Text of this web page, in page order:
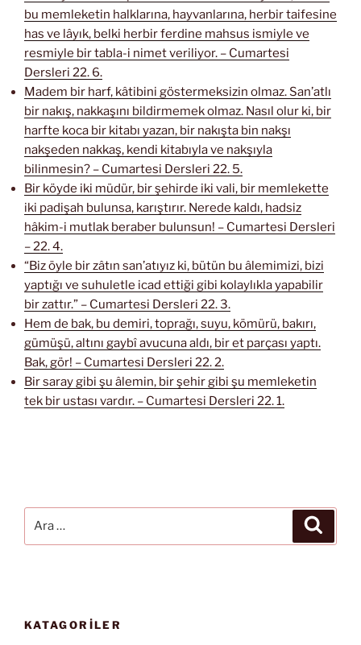
bu memleketin halklarına, hayvanlarına, herbir taifesine
has ve lâyık, belki herbir ferdine mahsus ismiyle ve
resmiyle bir tabla-i nimet veriliyor. – Cumartesi
Dersleri 22. 6.
Madem bir harf, kâtibini göstermeksizin olmaz. San’atlı
bir nakış, nakkaşını bildirmemek olmaz. Nasıl olur ki, bir
harfte koca bir kitabı yazan, bir nakışta bin nakşı
nakşeden nakkaş, kendi kitabıyla ve nakşıyla
bilinmesin? – Cumartesi Dersleri 22. 5.
Bir köyde iki müdür, bir şehirde iki vali, bir memlekette
iki padişah bulunsa, karıştırır. Nerede kaldı, hadsiz
hâkim-i mutlak beraber bulunsun! – Cumartesi Dersleri
– 22. 4.
“Biz öyle bir zâtın san’atıyız ki, bütün bu âlemimizi, bizi
yaptığı ve suhuletle icad ettiği gibi kolaylıkla yapabilir
bir zattır.” – Cumartesi Dersleri 22. 3.
Hem de bak, bu demiri, toprağı, suyu, kömürü, bakırı,
gümüşü, altını gaybî avucuna aldı, bir et parçası yaptı.
Bak, gör! – Cumartesi Dersleri 22. 2.
Bir saray gibi şu âlemin, bir şehir gibi şu memleketin
tek bir ustası vardır. – Cumartesi Dersleri 22. 1.
KATAGORİLER